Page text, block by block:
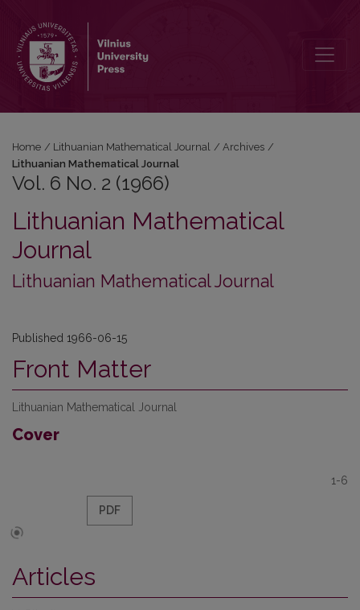
Home / Lithuanian Mathematical Journal / Archives /
Lithuanian Mathematical Journal
Vol. 6 No. 2 (1966)
Lithuanian Mathematical
Journal
Lithuanian Mathematical Journal
Published 1966-06-15
Front Matter
Lithuanian Mathematical Journal
Cover
1-6
PDF
Articles